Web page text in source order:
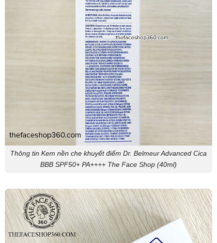
Thông tin Kem nền che khuyết điểm Dr. Belmeur Advanced Cica
BBB SPF50+ PA++++ The Face Shop (40ml)